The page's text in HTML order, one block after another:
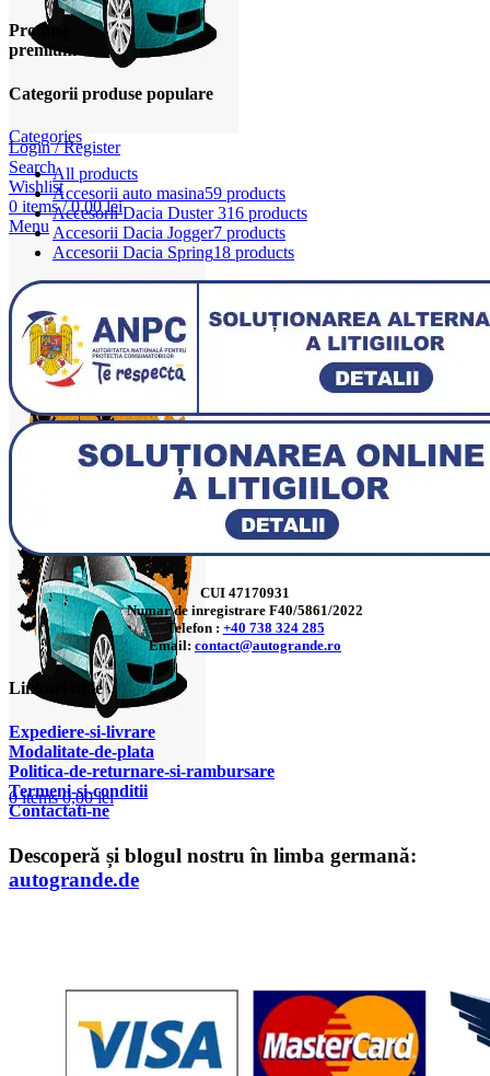
Login / Register
Search
Wishlist
0 items / 0,00lei
Menu
0items 0,00lei
Produse
premium
Categorii produse populare
Categories
All products
Accesorii auto masina59 products
Accesorii Dacia Duster 316 products
Accesorii Dacia Jogger7 products
Accesorii Dacia Spring18 products
CUI 47170931
Numar de inregistrare F40/5861/2022
Telefon : +40 738 324 285
Email: contact@autogrande.ro
Linkuri utile
Expediere-si-livrare
Modalitate-de-plata
Politica-de-returnare-si-rambursare
Termeni-si-conditii
Contactati-ne
Descoperă și blogul nostru în limba germană:
autogrande.de